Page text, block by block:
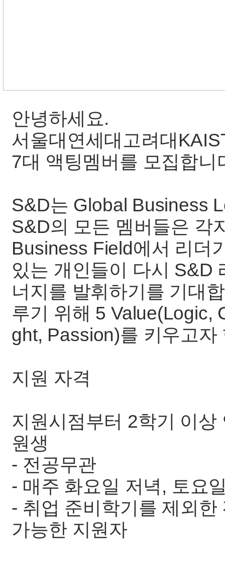
안녕하세요.
서울대연세대고려대
7대 액팅멤버를 모집합니
S&D는 Global Business
S&D의 모든 멤버들은 각
Business Field에서 리더
있는 개인들이 다시 S&D
너지를 발휘하기를 기대
루기 위해 5 Value(Logic,
ght, Passion)를 키우고자
지원 자격
지원시점부터 2학기 이
원생
- 전공무관
- 매주 화요일 저녁, 토요
- 취업 준비학기를 제외
가능한 지원자